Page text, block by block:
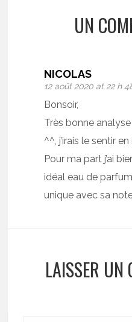
UN
NICOLAS
12 août 2020 at 22 h
Bonsoir,
Très bonne
^^, j’irais le sentir
Pour ma part j’ai
idéal eau de
unique avec sa
LAISSER UN